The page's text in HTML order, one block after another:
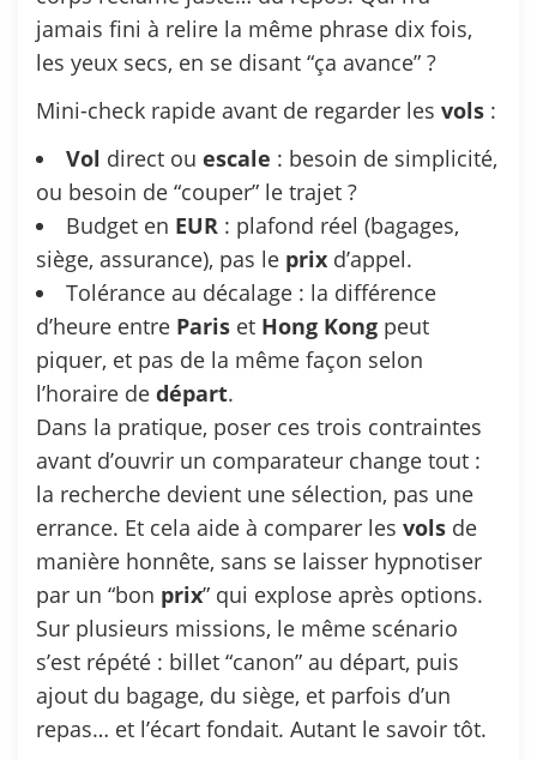
jamais fini à relire la même phrase dix fois,
les yeux secs, en se disant “ça avance” ?
Mini-check rapide avant de regarder les vols :
Vol direct ou escale : besoin de simplicité,
ou besoin de “couper” le trajet ?
Budget en EUR : plafond réel (bagages,
siège, assurance), pas le prix d’appel.
Tolérance au décalage : la différence
d’heure entre Paris et Hong Kong peut
piquer, et pas de la même façon selon
l’horaire de départ.
Dans la pratique, poser ces trois contraintes
avant d’ouvrir un comparateur change tout :
la recherche devient une sélection, pas une
errance. Et cela aide à comparer les vols de
manière honnête, sans se laisser hypnotiser
par un “bon prix” qui explose après options.
Sur plusieurs missions, le même scénario
s’est répété : billet “canon” au départ, puis
ajout du bagage, du siège, et parfois d’un
repas… et l’écart fondait. Autant le savoir tôt.